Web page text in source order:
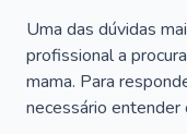
Uma das dúvidas
profissional a
mama. Para
necessário entender